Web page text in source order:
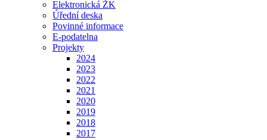
Elektronická ŽK
Úřední deska
Povinné informace
E-podatelna
Projekty
2024
2023
2022
2021
2020
2019
2018
2017